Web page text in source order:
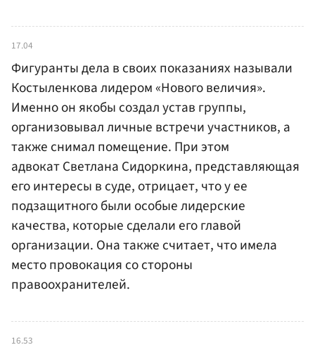
17.04
Фигуранты дела в своих показаниях называли
Костыленкова лидером «Нового величия».
Именно он якобы создал устав группы,
организовывал личные встречи участников, а
также снимал помещение. При этом
адвокат Светлана Сидоркина, представляющая
его интересы в суде, отрицает, что у ее
подзащитного были особые лидерские
качества, которые сделали его главой
организации. Она также считает, что имела
место провокация со стороны
правоохранителей.
16.53